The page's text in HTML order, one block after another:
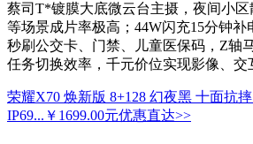
蔡司T*镀膜大底微云台主摄，夜间小
等场景成片率极高；44W闪充15分钟补
秒刷公交卡、门禁、儿童医保码，Z轴
任务切换效率，千元价位实现影像、交
荣耀X70 焕新版 8+128 幻夜黑 十面抗
IP69... ￥1699.00元优惠直达>>